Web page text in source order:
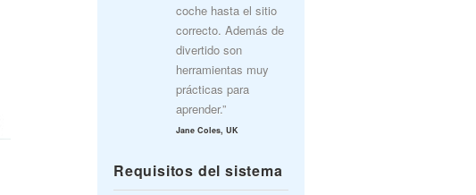
coche hasta el sitio
correcto. Además de
divertido son
herramientas muy
prácticas para
aprender.”
Jane Coles, UK
Requisitos del sistema